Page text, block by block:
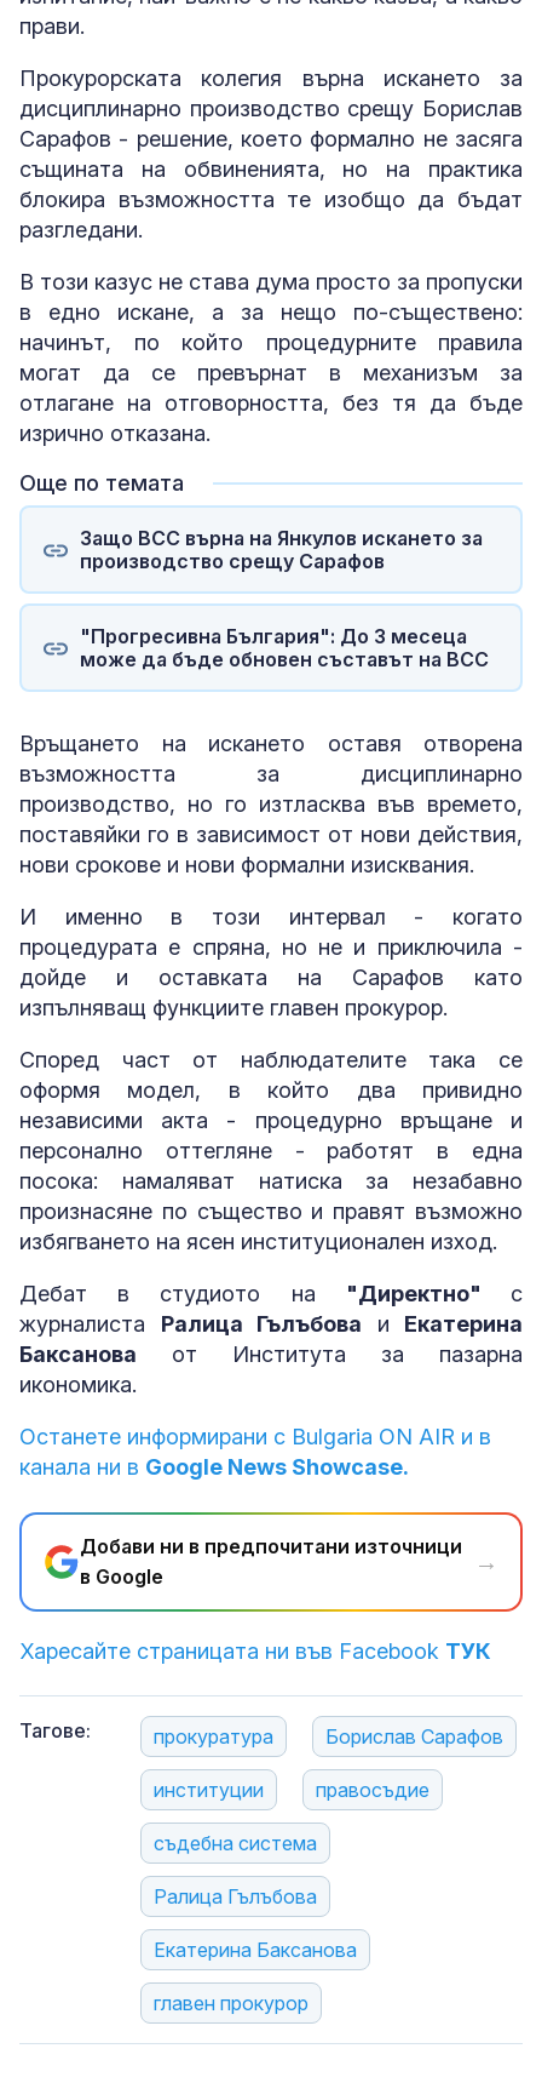
прави.
Прокурорската колегия върна искането за
дисциплинарно производство срещу Борислав
Сарафов - решение, което формално не засяга
същината на обвиненията, но на практика
блокира възможността те изобщо да бъдат
разгледани.
В този казус не става дума просто за пропуски
в едно искане, а за нещо по-съществено:
начинът, по който процедурните правила
могат да се превърнат в механизъм за
отлагане на отговорността, без тя да бъде
изрично отказана.
Още по темата
Защо ВСС върна на Янкулов искането за
производство срещу Сарафов
"Прогресивна България": До 3 месеца
може да бъде обновен съставът на ВСС
Връщането на искането оставя отворена
възможността за дисциплинарно
производство, но го изтласква във времето,
поставяйки го в зависимост от нови действия,
нови срокове и нови формални изисквания.
И именно в този интервал - когато
процедурата е спряна, но не и приключила -
дойде и оставката на Сарафов като
изпълняващ функциите главен прокурор.
Според част от наблюдателите така се
оформя модел, в който два привидно
независими акта - процедурно връщане и
персонално оттегляне - работят в една
посока: намаляват натиска за незабавно
произнасяне по същество и правят възможно
избягването на ясен институционален изход.
Дебат в студиото на "Директно" с
журналиста Ралица Гълъбова и Екатерина
Баксанова от Института за пазарна
икономика.
Останете информирани с Bulgaria ON AIR и в
канала ни в Google News Showcase.
Добави ни в предпочитани източници
в Google
→
Харесайте страницата ни във Facebook ТУК
Тагове: прокуратура Борислав Сарафов
институции правосъдие
съдебна система
Ралица Гълъбова
Екатерина Баксанова
главен прокурор